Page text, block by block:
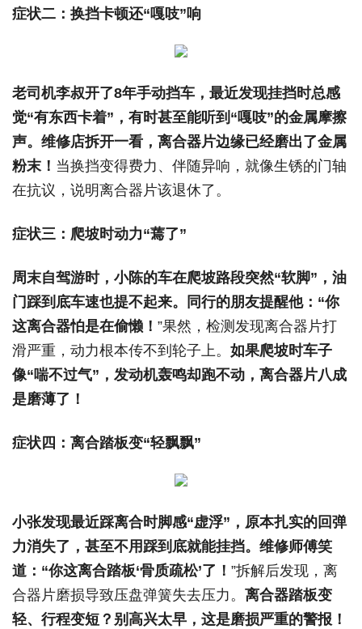
症状二：换挡卡顿还“嘎吱”响
老司机李叔开了8年手动挡车，最近发现挂挡时总感
觉“有东西卡着”，有时甚至能听到“嘎吱”的金属摩擦
声。 维修店拆开一看，离合器片边缘已经磨出了金属
粉末！ 当换挡变得费力、伴随异响，就像生锈的门轴
在抗议，说明离合器片该退休了。
症状三：爬坡时动力“蔫了”
周末自驾游时，小陈的车在爬坡路段突然“软脚”，油
门踩到底车速也提不起来。
同行的朋友提醒他：“你
这离合器怕是在偷懒！ ”果然，检测发现离合器片打
滑严重，动力根本传不到轮子上。 如果爬坡时车子
像“喘不过气”，发动机轰鸣却跑不动，离合器片八成
是磨薄了！
症状四：离合踏板变“轻飘飘”
小张发现最近踩离合时脚感“虚浮”，原本扎实的回弹
力消失了，甚至不用踩到底就能挂挡。 维修师傅笑
道：“你这离合踏板‘骨质疏松’了！ ”拆解后发现，离
合器片磨损导致压盘弹簧失去压力。 离合器踏板变
轻、行程变短？ 别高兴太早，这是磨损严重的警报！